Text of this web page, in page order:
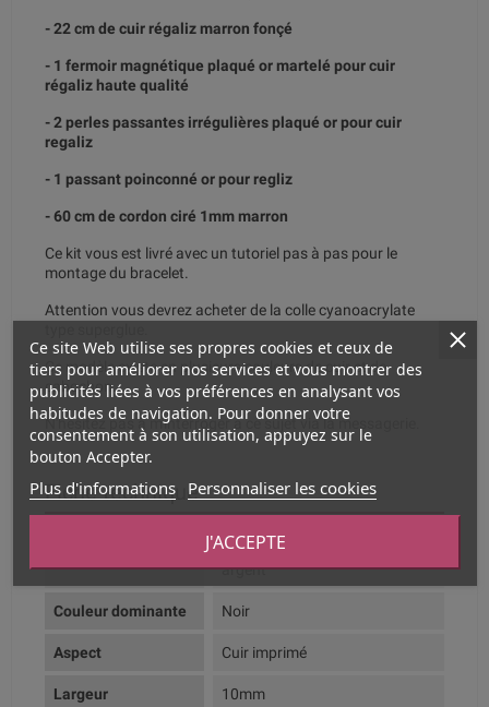
- 22 cm de cuir régaliz marron fonçé
- 1 fermoir magnétique plaqué or martelé pour cuir
régaliz haute qualité
- 2 perles passantes irrégulières plaqué or pour cuir
regaliz
- 1 passant poinconné or pour regliz
- 60 cm de cordon ciré 1mm marron
Ce kit vous est livré avec un tutoriel pas à pas pour le
montage du bracelet.
Attention vous devrez acheter de la colle cyanoacrylate
Ce modèle existe en plusieurs couleurs de cuir et de
cabochon.
N'hésitez pas à m'interroger à ce sujet via la messagerie.
Fiche technique
Cuir véritable et zamak plaqué
argent
Couleur dominante Noir
Aspect Cuir imprimé
Largeur 10mm
Ce site Web utilise ses propres cookies et ceux de
tiers pour améliorer nos services et vous montrer des
publicités liées à vos préférences en analysant vos
habitudes de navigation. Pour donner votre
consentement à son utilisation, appuyez sur le
bouton Accepter.
Plus d'informations Personnaliser les cookies
J'ACCEPTE